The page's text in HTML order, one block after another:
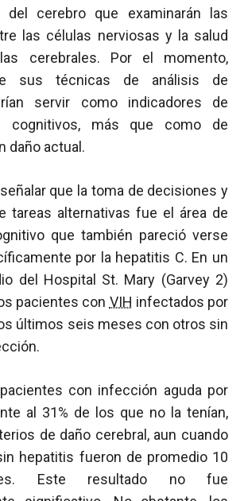
del cerebro que examinarán las
las células nerviosas y la salud
cerebrales. Por el momento,
sus técnicas de análisis de
servir como indicadores de
cognitivos, más que como de
daño actual.
que la toma de decisiones y
tareas alternativas fue el área de
que también pareció verse
por la hepatitis C. En un
del Hospital St. Mary (Garvey 2)
pacientes con VIH infectados por
últimos seis meses con otros sin
con infección aguda por
al 31% de los que no la tenían,
de daño cerebral, aun cuando
hepatitis fueron de promedio 10
Este resultado no fue